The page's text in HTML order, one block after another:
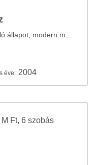
éve: 2004